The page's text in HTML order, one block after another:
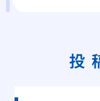
投